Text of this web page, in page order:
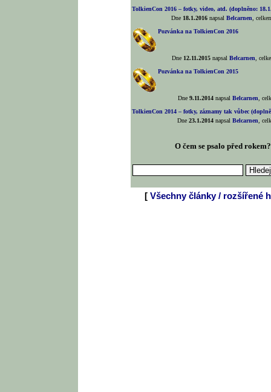
TolkienCon 2016 – fotky, video, atd. (doplněno:
Dne 18.1.2016 napsalBelcarnen
,
Pozvánka na TolkienCon 2016
Dne 12.11.2015 napsalBelcarnen
,
Pozvánka na TolkienCon 2015
Dne9.11.2014 napsalBelcarnen
,
TolkienCon 2014 – fotky, záznamy tak vůbec
Dne23.1.2014 napsalBelcarnen ,
O čem se psalo před rokem?
[ Všechny články / rozšířené